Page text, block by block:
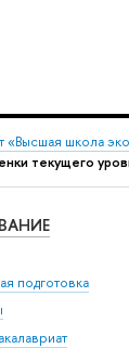
«Высшая школа
текущего
подготовка